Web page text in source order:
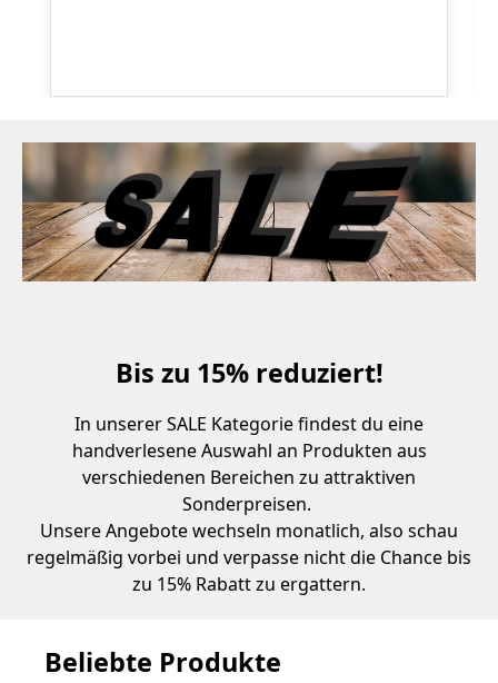
Bis zu 15% reduziert!
In unserer SALE Kategorie findest du eine
handverlesene Auswahl an Produkten aus
verschiedenen Bereichen zu attraktiven
Sonderpreisen.
Unsere Angebote wechseln monatlich, also schau
regelmäßig vorbei und verpasse nicht die Chance bis
zu 15% Rabatt zu ergattern.
Beliebte Produkte